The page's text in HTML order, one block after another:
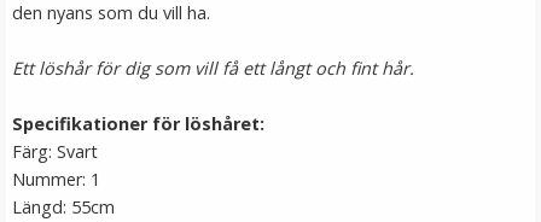
den nyans som du vill ha.
Ett löshår för dig som vill få ett långt och fint hår.
Specifikationer för löshåret:
Färg: Svart
Nummer: 1
Längd: 55cm